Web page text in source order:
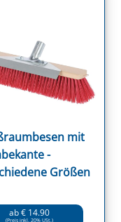
mit
-
Größen
ab € 14.90
(Preis inkl. 20% USt.)